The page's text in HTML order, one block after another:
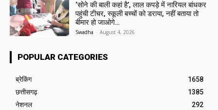
‘सोने की बाली कहां है’, लाल कपड़े में नारियल बांधकर
पहुंची टीचर, स्कूली बच्चों को डराया, नहीं बताया तो
बीमार हो जाओगे…
Swadha - August 4, 2026
POPULAR CATEGORIES
ब्रेकिंग
1658
छत्तीसगढ़
1385
नेशनल
292